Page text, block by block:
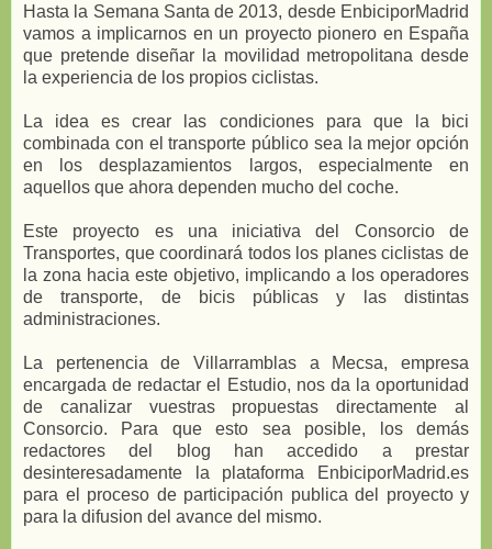
Hasta la Semana Santa de 2013, desde EnbiciporMadrid
vamos a implicarnos en un proyecto pionero en España
que pretende diseñar la movilidad metropolitana desde
la experiencia de los propios ciclistas.
La idea es crear las condiciones para que la bici
combinada con el transporte público sea la mejor opción
en los desplazamientos largos, especialmente en
aquellos que ahora dependen mucho del coche.
Este proyecto es una iniciativa del Consorcio de
Transportes, que coordinará todos los planes ciclistas de
la zona hacia este objetivo, implicando a los operadores
de transporte, de bicis públicas y las distintas
administraciones.
La pertenencia de Villarramblas a Mecsa, empresa
encargada de redactar el Estudio, nos da la oportunidad
de canalizar vuestras propuestas directamente al
Consorcio. Para que esto sea posible, los demás
redactores del blog han accedido a prestar
desinteresadamente la plataforma EnbiciporMadrid.es
para el proceso de participación publica del proyecto y
para la difusion del avance del mismo.